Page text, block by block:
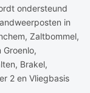
ondersteund
in
Zaltbommel,
Groenlo,
Brakel,
2 en Vliegbasis